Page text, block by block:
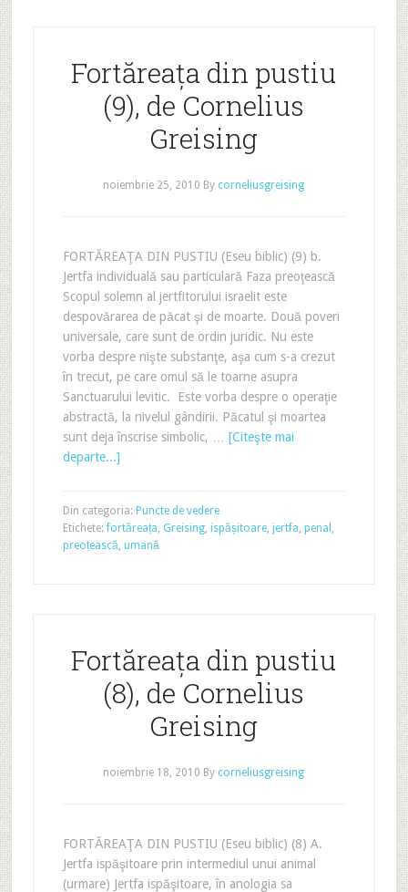
Fortăreața din pustiu
(9), de Cornelius
Greising
noiembrie 25, 2010 By corneliusgreising
FORTĂREAŢA DIN PUSTIU (Eseu biblic) (9) b.
Jertfa individuală sau particulară Faza preoţească
Scopul solemn al jertfitorului israelit este
despovărarea de păcat şi de moarte. Două poveri
universale, care sunt de ordin juridic. Nu este
vorba despre nişte substanţe, aşa cum s-a crezut
în trecut, pe care omul să le toarne asupra
Sanctuarului levitic. Este vorba despre o operaţie
abstractă, la nivelul gândirii. Păcatul şi moartea
sunt deja înscrise simbolic, … [Citeşte mai
departe...]
Din categoria: Puncte de vedere
Etichete:fortăreața, Greising, ispășitoare, jertfa, penal ,
preoțească, umană
Fortăreața din pustiu
(8), de Cornelius
Greising
noiembrie 18, 2010 By corneliusgreising
FORTĂREAŢA DIN PUSTIU (Eseu biblic) (8) A.
Jertfa ispăşitoare prin intermediul unui animal
(urmare) Jertfa ispăşitoare, în anologia sa